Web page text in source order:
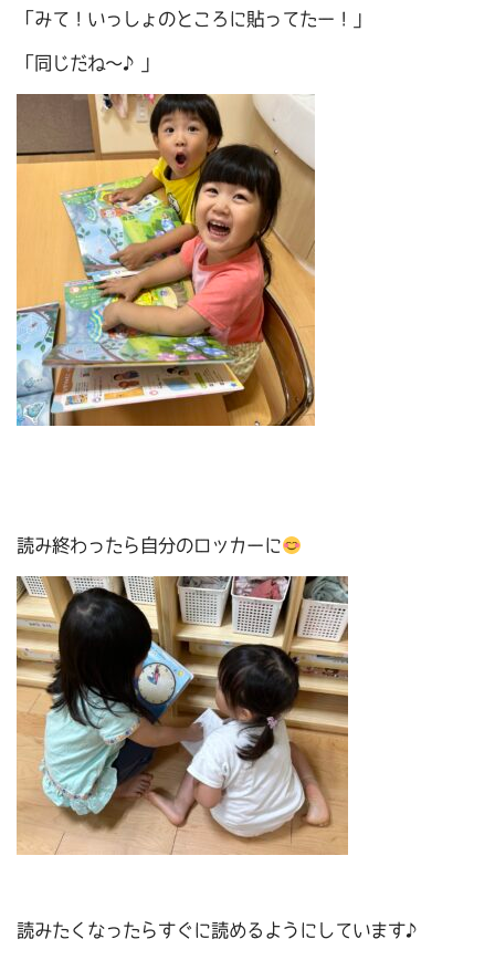
「みて！いっしょのところに貼ってたー！」
「同じだね～♪」
読み終わったら自分のロッカーに
読みたくなったらすぐに読めるようにしています♪